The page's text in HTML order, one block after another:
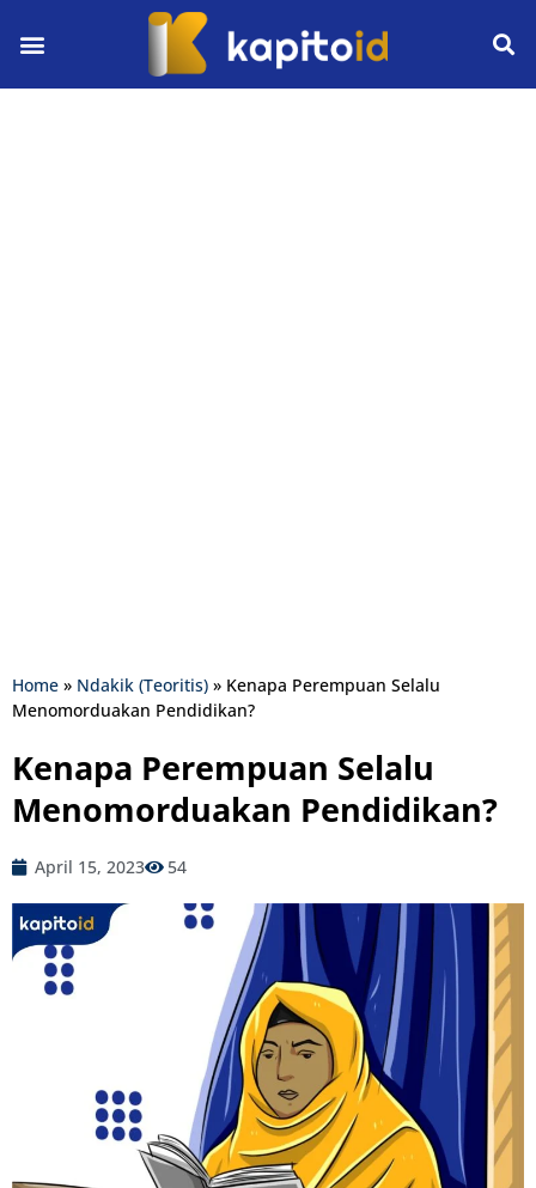
Home » Ndakik (Teoritis) » Kenapa Perempuan Selalu
Menomorduakan Pendidikan?
Kenapa Perempuan Selalu
Menomorduakan Pendidikan?
April 15, 2023 54